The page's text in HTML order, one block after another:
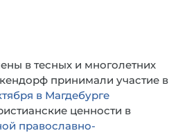
в тесных и многолетних
принимали участие в
в Магдебурге
ценности в
православно-